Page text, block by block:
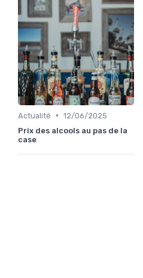
Actualité • 12/06/2025
Prix des alcools au pas de la
case